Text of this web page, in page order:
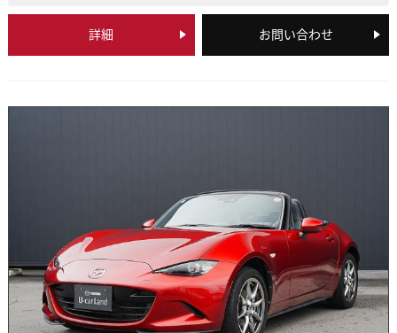
詳細 お問い合わせ